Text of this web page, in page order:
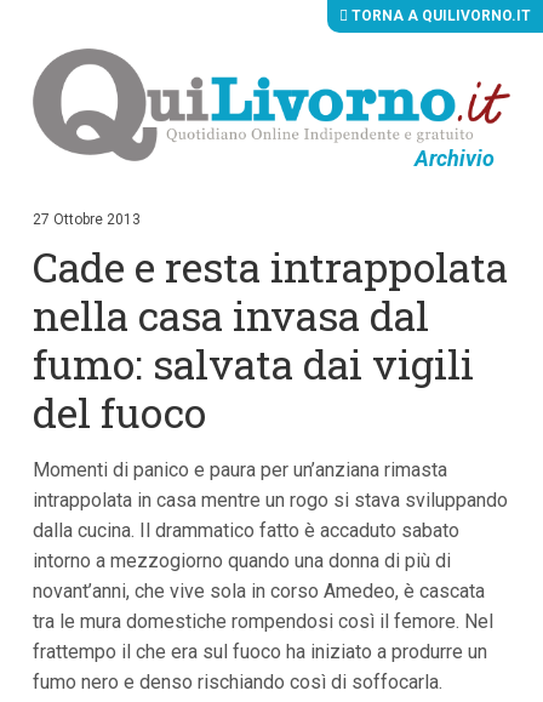
Archivio
i
c
n
t
e
n
t
p
r
i
n
c
p
l
i
a
TORNA A QUILIVORNO.IT
27 Ottobre 2013
Cade e resta intrappolata
nella casa invasa dal
fumo: salvata dai vigili
del fuoco
Momenti di panico e paura per un’anziana rimasta
intrappolata in casa mentre un rogo si stava sviluppando
dalla cucina. Il drammatico fatto è accaduto sabato
intorno a mezzogiorno quando una donna di più di
novant’anni, che vive sola in corso Amedeo, è cascata
tra le mura domestiche rompendosi così il femore. Nel
frattempo il che era sul fuoco ha iniziato a produrre un
fumo nero e denso rischiando così di soffocarla.